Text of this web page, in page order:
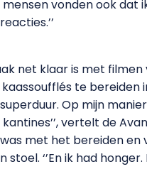
vonden ook dat
net klaar is met
te bereiden
Op mijn
vertelt de
met het bereiden
‘’En ik had